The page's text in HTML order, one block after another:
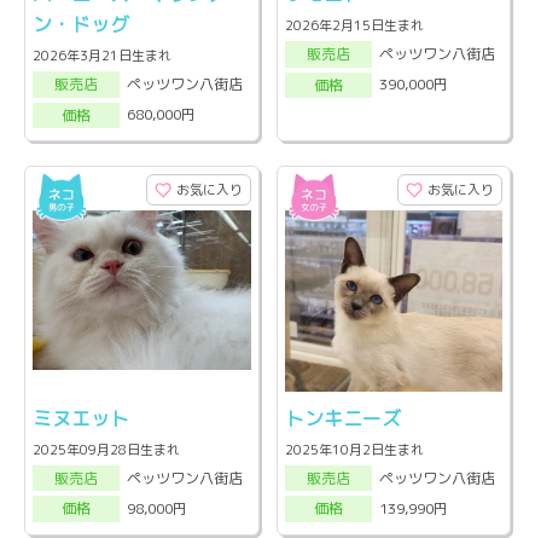
ン・ドッグ
2026年3月21日生まれ
販売店
ペッツワン八街店
価格
680,000円
2026年2月15日生まれ
販売店
ペッツワン八街店
価格
390,000円
お気に入り
ミヌエット
2025年09月28日生まれ
販売店
ペッツワン八街店
価格
98,000円
お気に入り
トンキニーズ
2025年10月2日生まれ
販売店
ペッツワン八街店
価格
139,990円